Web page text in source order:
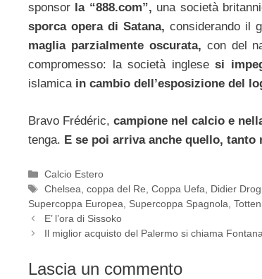
sponsor la “888.com”, una società
sporca opera di Satana, considerando il
maglia parzialmente oscurata, con del
compromesso: la società inglesesi
islamica in cambio dell’esposizione del
Bravo Frédéric, campione nel calcio e
tenga. E se poi arriva anche quello, tanto
Categorie
Calcio Estero
Tag
Chelsea,coppa del Re,Coppa Uefa, Didier
Supercoppa Europea, Supercoppa Spagnola,
E’ l’ora di Sissoko
Il miglior acquisto del Palermo si chiama
Lascia un commento